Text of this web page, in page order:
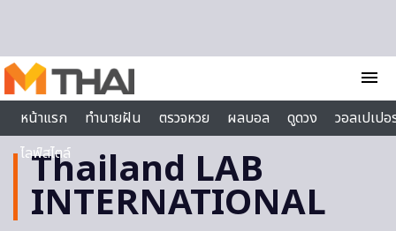
menu
หน้าแรก
ทำนายฝัน ตรวจหวย ผลบอล ดูดวง
วอลเปเป
ไลฟ์สไตล์
Thailand LAB
INTERNATIONAL